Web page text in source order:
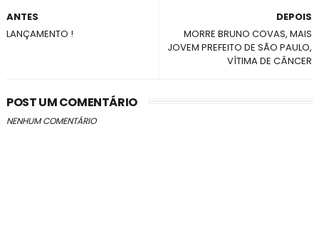
DEPOIS
MORRE BRUNO COVAS, MAIS
JOVEM PREFEITO DE SÃO PAULO,
VÍTIMA DE CÂNCER
ANTES
LANÇAMENTO !
POST UM COMENTÁRIO
NENHUM COMENTÁRIO